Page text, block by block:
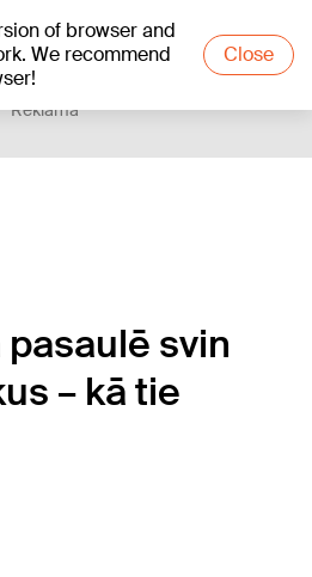
of browser and
We recommend
Close
Reklāma
svin
– kā tie